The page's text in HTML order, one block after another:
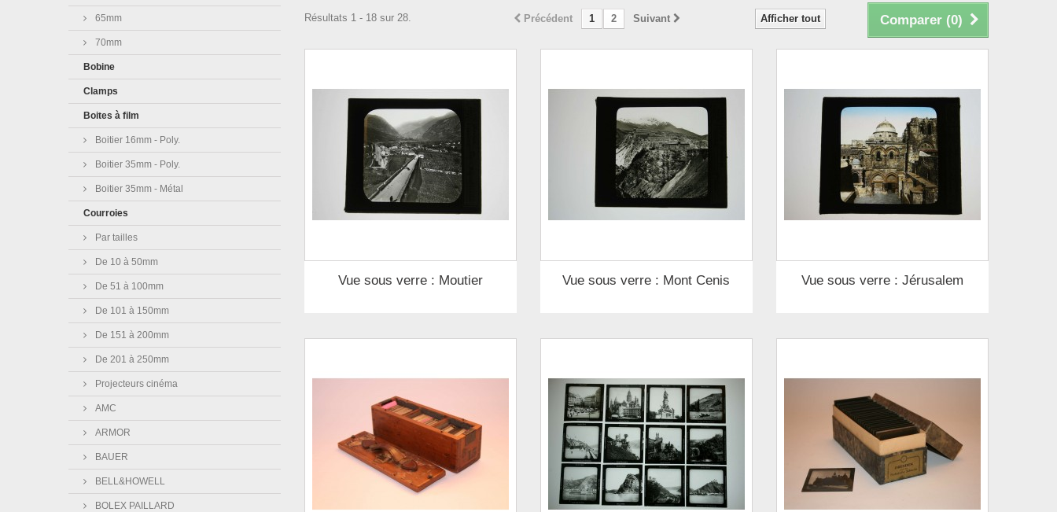
65mm
70mm
Bobine
Clamps
Boites à film
Boitier 16mm - Poly.
Boitier 35mm - Poly.
Boitier 35mm - Métal
Courroies
Par tailles
De 10 à 50mm
De 51 à 100mm
De 101 à 150mm
De 151 à 200mm
De 201 à 250mm
Projecteurs cinéma
AMC
ARMOR
BAUER
BELL&HOWELL
BOLEX PAILLARD
Comparer (0)
Afficher tout
Précédent 1 2 Suivant
Résultats 1 - 18 sur 28.
Vue sous verre : Moutier Vue sous verre : Mont Cenis Vue sous verre : Jérusalem